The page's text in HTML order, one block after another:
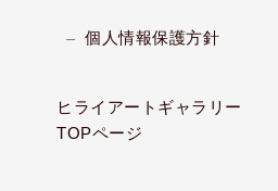
個人情報保護方針
ヒライアートギャラリー
TOPページ